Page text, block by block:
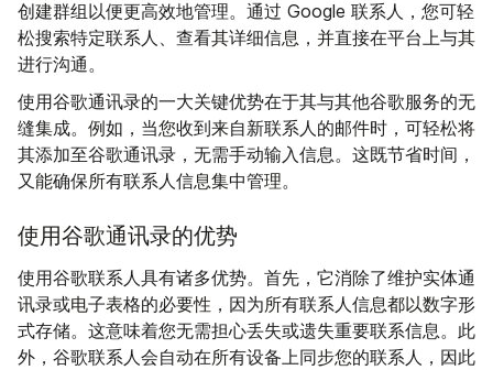
创建群组以便更高效地管理。通过 Google 联系人，您可轻
松搜索特定联系人、查看其详细信息，并直接在平台上与其
进行沟通。
使用谷歌通讯录的一大关键优势在于其与其他谷歌服务的无
缝集成。例如，当您收到来自新联系人的邮件时，可轻松将
其添加至谷歌通讯录，无需手动输入信息。这既节省时间，
又能确保所有联系人信息集中管理。
使用谷歌通讯录的优势
使用谷歌联系人具有诸多优势。首先，它消除了维护实体通
讯录或电子表格的必要性，因为所有联系人信息都以数字形
式存储。这意味着您无需担心丢失或遗失重要联系信息。此
外，谷歌联系人会自动在所有设备上同步您的联系人，因此